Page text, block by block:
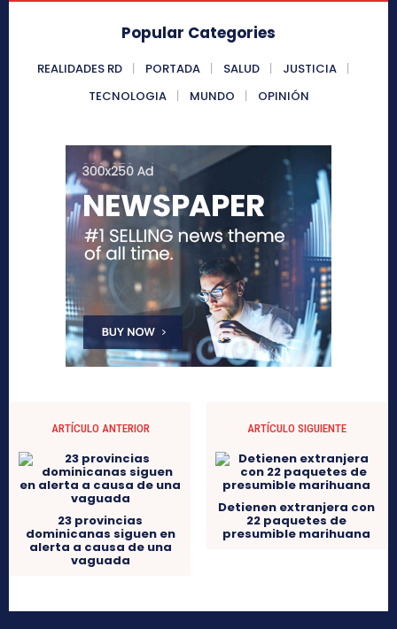
Popular Categories
REALIDADES RD PORTADA SALUD
JUSTICIA
TECNOLOGIA
MUNDO OPINIÓN
ARTÍCULO ANTERIOR
23 provincias
dominicanas siguen en
alerta a causa de una
vaguada
ARTÍCULO SIGUIENTE
Detienen extranjera con
22 paquetes de
presumible marihuana